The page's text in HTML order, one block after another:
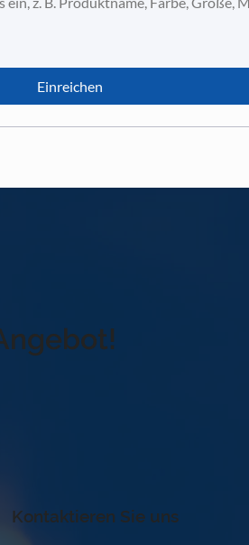
Einreichen
Kontaktieren Sie uns